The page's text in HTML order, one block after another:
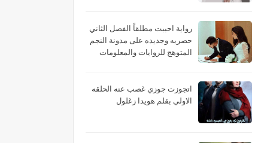
فقدت شرفها الجزء الثاني بقلم
إسماعيل موسي
رواية احببت مطلقاً الفصل الثاني
حصريه وجديده على مدونة النجم
المتوهج للروايات والمعلومات
اتجوزت جوزي غصب عنه الحلقه
الاولي بقلم هويدا زغلول